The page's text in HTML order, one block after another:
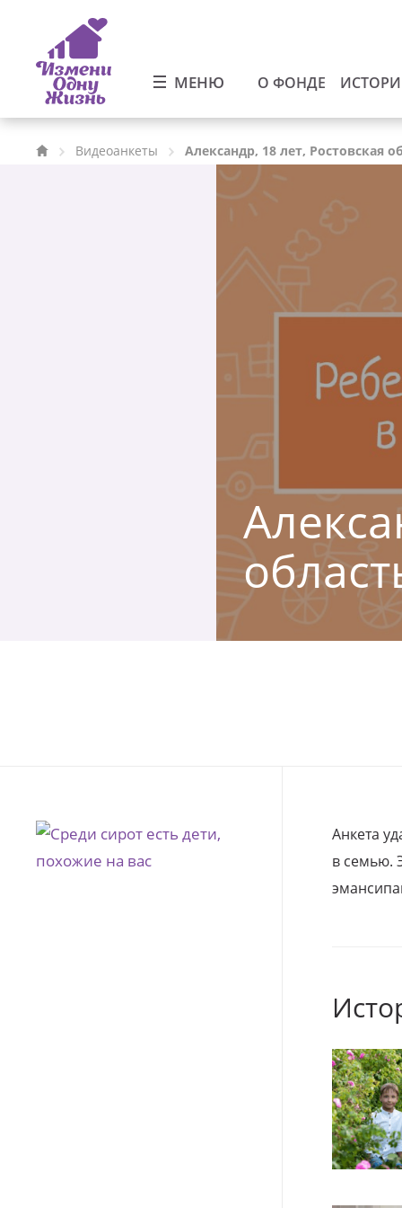
МЕНЮ О ФОНДЕ
Видеоанкеты Александр, 18 лет, Ростовская
Анкета
в семью.